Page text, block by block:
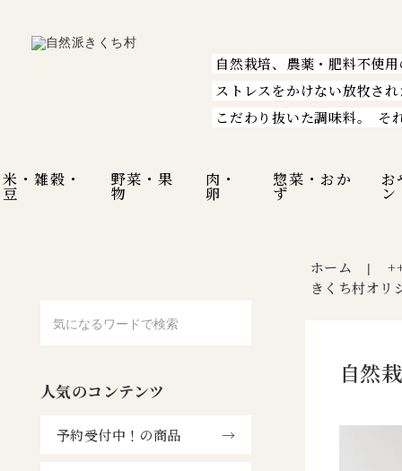
自然栽培、農薬・肥料不使
ストレスをかけない放牧さ
こだわり抜いた調味料。
そ
米・雑穀・
豆
野菜・果
物
肉・
卵
惣菜・おか
ず
お
ン
ホーム |
きくち村オリ
自然
人気のコンテンツ
予約受付中！の商品